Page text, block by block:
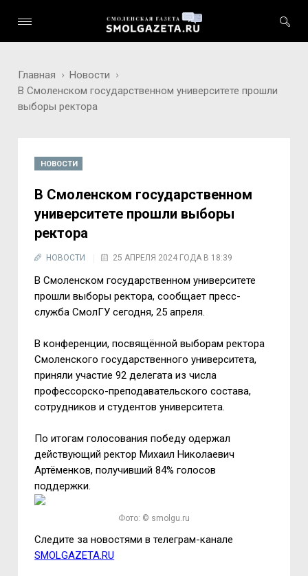
Главная
Новости
В Смоленском государственном университете прошли
выборы ректора
НОВОСТИ
В Смоленском государственном
университете прошли выборы
ректора
НОВОСТИ 25 АПРЕЛЯ 2024 ГОДА В 18:39
В Смоленском государственном университете
прошли выборы ректора, сообщает пресс-
служба СмолГУ сегодня, 25 апреля.
В конференции, посвящённой выборам ректора
Смоленского государственного университета,
приняли участие 92 делегата из числа
профессорско-преподавательского состава,
сотрудников и студентов университета.
По итогам голосования победу одержал
действующий ректор Михаил Николаевич
Артёменков, получивший 84% голосов
поддержки.
Фото: © smolgu.ru
Следите за новостями в телеграм-канале
SMOLGAZETA.RU